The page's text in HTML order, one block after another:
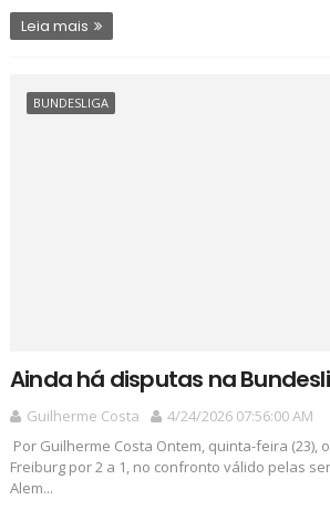
Leia mais
BUNDESLIGA
Ainda há disputas na
Guilherme Costa
4/24/2026 07:56:00 AM
Por Guilherme Costa Ontem, quinta-feira (23),
Freiburg por 2 a 1, no confronto válido pelas
Alem...